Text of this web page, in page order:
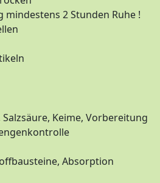
mindestens 2 Stunden Ruhe !
Keime, Vorbereitung
Absorption